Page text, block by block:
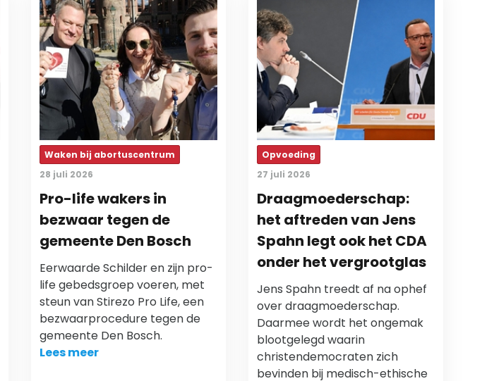
Waken bij abortuscentrum
28 juli 2026
Pro-life wakers in
bezwaar tegen de
gemeente Den Bosch
Eerwaarde Schilder en zijn pro-
life gebedsgroep voeren, met
steun van Stirezo Pro Life, een
bezwaarprocedure tegen de
gemeente Den Bosch.
Lees meer
Opvoeding
27 juli 2026
Draagmoederschap:
het aftreden van Jens
Spahn legt ook het CDA
onder het vergrootglas
Jens Spahn treedt af na ophef
over draagmoederschap.
Daarmee wordt het ongemak
blootgelegd waarin
christendemocraten zich
bevinden bij medisch-ethische